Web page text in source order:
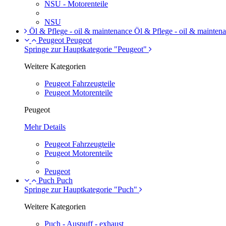
NSU - Motorenteile
NSU
Öl & Pflege - oil & maintenance Öl & Pflege - oil &
Peugeot Peugeot
Springe zur Hauptkategorie "Peugeot"
Weitere Kategorien
Peugeot Fahrzeugteile
Peugeot Motorenteile
Peugeot
Mehr Details
Peugeot Fahrzeugteile
Peugeot Motorenteile
Peugeot
Puch Puch
Springe zur Hauptkategorie "Puch"
Weitere Kategorien
Puch - Auspuff - exhaust